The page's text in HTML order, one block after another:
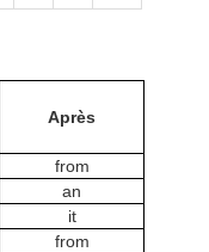
Après
from
an
it
from